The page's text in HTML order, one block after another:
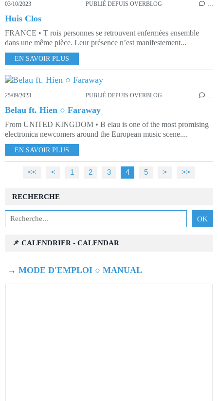
03/10/2023 PUBLIÉ DEPUIS OVERBLOG …
Huis Clos
FRANCE • T rois personnes se retrouvent enfermées ensemble
dans une même pièce. Leur présence n’est manifestement...
EN SAVOIR PLUS
25/09/2023 PUBLIÉ DEPUIS OVERBLOG …
Belau ft. Hien ○ Faraway
From UNITED KINGDOM • B elau is one of the most promising
electronica newcomers around the European music scene....
EN SAVOIR PLUS
<< < 1 2 3 4 5 > >>
RECHERCHE
📌 CALENDRIER - CALENDAR
→ MODE D'EMPLOI ○ MANUAL